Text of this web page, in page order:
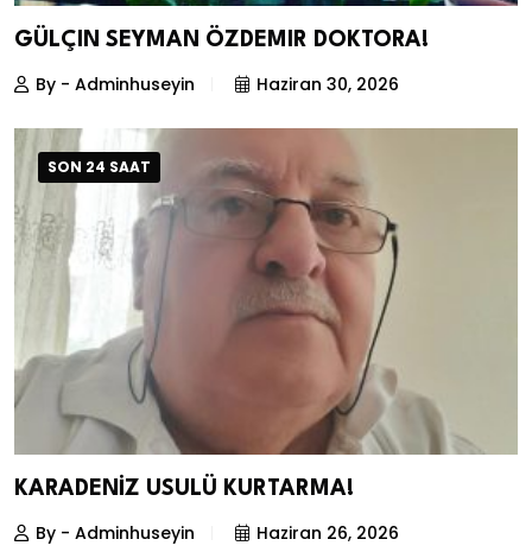
GÜLÇIN SEYMAN ÖZDEMIR DOKTORA!
By - Adminhuseyin Haziran 30, 2026
SON 24 SAAT
KARADENİZ USULÜ KURTARMA!
By - Adminhuseyin Haziran 26, 2026